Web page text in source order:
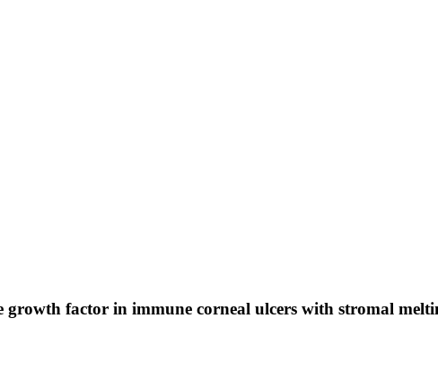
factor in immune corneal ulcers with stromal